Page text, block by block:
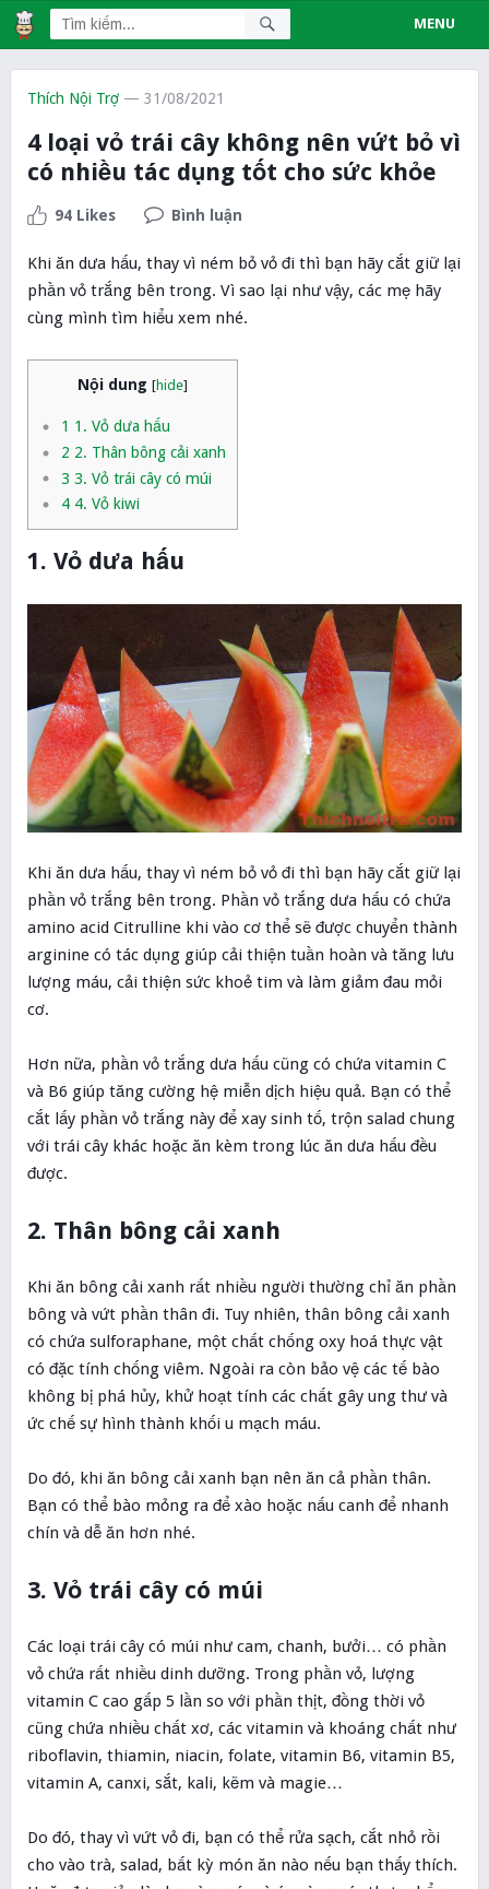
MENU
Thích Nội Trợ — 31/08/2021
4 loại vỏ trái cây không nên vứt bỏ vì
có nhiều tác dụng tốt cho sức khỏe
94 Likes Bình luận
Khi ăn dưa hấu, thay vì ném bỏ vỏ đi thì bạn hãy cắt giữ lại
phần vỏ trắng bên trong. Vì sao lại như vậy, các mẹ hãy
cùng mình tìm hiểu xem nhé.
Nội dung [hide]
1 1. Vỏ dưa hấu
2 2. Thân bông cải xanh
3 3. Vỏ trái cây có múi
44. Vỏ kiwi
1. Vỏ dưa hấu
Khi ăn dưa hấu, thay vì ném bỏ vỏ đi thì bạn hãy cắt giữ lại
phần vỏ trắng bên trong. Phần vỏ trắng dưa hấu có chứa
amino acid Citrulline khi vào cơ thể sẽ được chuyển thành
arginine có tác dụng giúp cải thiện tuần hoàn và tăng lưu
lượng máu, cải thiện sức khoẻ tim và làm giảm đau mỏi
cơ.
Hơn nữa, phần vỏ trắng dưa hấu cũng có chứa vitamin C
và B6 giúp tăng cường hệ miễn dịch hiệu quả. Bạn có thể
cắt lấy phần vỏ trắng này để xay sinh tố, trộn salad chung
với trái cây khác hoặc ăn kèm trong lúc ăn dưa hấu đều
được.
2. Thân bông cải xanh
Khi ăn bông cải xanh rất nhiều người thường chỉ ăn phần
bông và vứt phần thân đi. Tuy nhiên, thân bông cải xanh
có chứa sulforaphane, một chất chống oxy hoá thực vật
có đặc tính chống viêm. Ngoài ra còn bảo vệ các tế bào
không bị phá hủy, khử hoạt tính các chất gây ung thư và
ức chế sự hình thành khối u mạch máu.
Do đó, khi ăn bông cải xanh bạn nên ăn cả phần thân.
Bạn có thể bào mỏng ra để xào hoặc nấu canh để nhanh
chín và dễ ăn hơn nhé.
3. Vỏ trái cây có múi
Các loại trái cây có múi như cam, chanh, bưởi… có phần
vỏ chứa rất nhiều dinh dưỡng. Trong phần vỏ, lượng
vitamin C cao gấp 5 lần so với phần thịt, đồng thời vỏ
cũng chứa nhiều chất xơ, các vitamin và khoáng chất như
riboflavin, thiamin, niacin, folate, vitamin B6, vitamin B5,
vitamin A, canxi, sắt, kali, kẽm và magie…
Do đó, thay vì vứt vỏ đi, bạn có thể rửa sạch, cắt nhỏ rồi
cho vào trà, salad, bất kỳ món ăn nào nếu bạn thấy thích.